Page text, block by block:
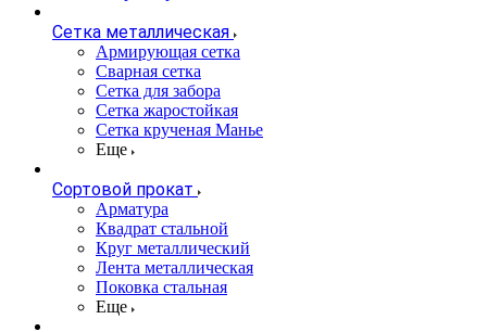
Сетка металлическая
Армирующая сетка
Сварная сетка
Сетка для забора
Сетка жаростойкая
Сетка крученая Манье
Еще
Сортовой прокат
Арматура
Квадрат стальной
Круг металлический
Лента металлическая
Поковка стальная
Еще